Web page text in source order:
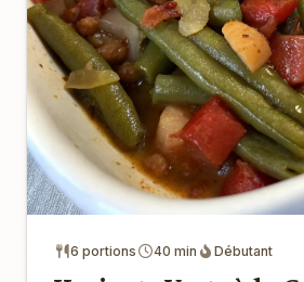
6 portions 40 min Débutant